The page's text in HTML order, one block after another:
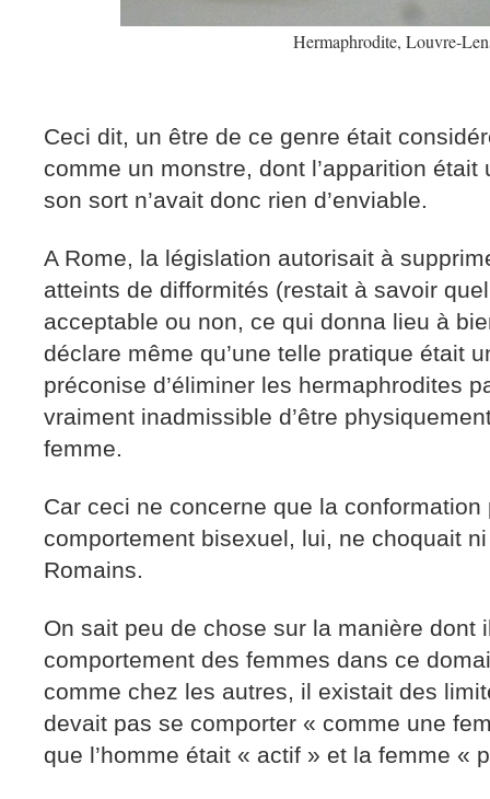
Hermaphrodite, Louvre-
Ceci dit, un être de ce genre était
comme un monstre, dont l’apparition
son sort n’avait donc rien d’enviable.
A Rome, la législation autorisait à
atteints de difformités (restait à savoir
acceptable ou non, ce qui donna lieu à
déclare même qu’une telle pratique était
préconise d’éliminer les hermaphrodites
vraiment inadmissible d’être
femme.
Car ceci ne concerne que la conformation
comportement bisexuel, lui, ne choquait
Romains.
On sait peu de chose sur la manière dont
comportement des femmes dans ce
comme chez les autres, il existait des
devait pas se comporter « comme une
que l’homme était « actif » et la femme «